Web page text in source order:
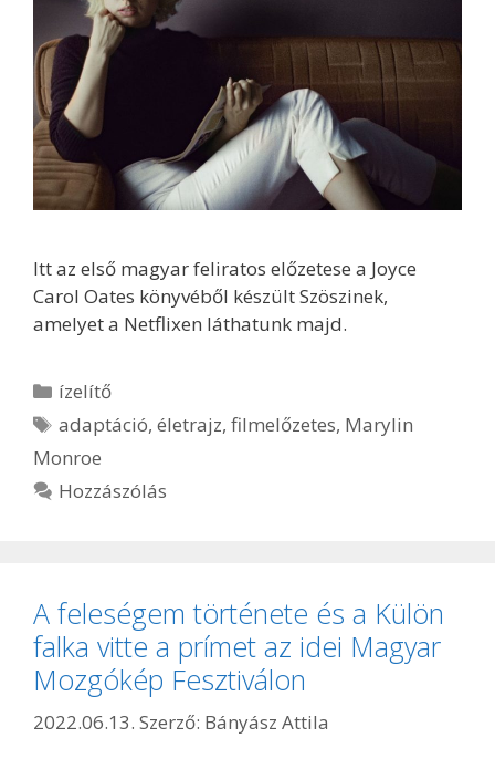
Itt az első magyar feliratos előzetese a Joyce
Carol Oates könyvéből készült Szöszinek,
amelyet a Netflixen láthatunk majd.
Kategória
ízelítő
Címkék
adaptáció,életrajz,filmelőzetes, Marylin
Monroe
Hozzászólás
A feleségem története és a Külön
falka vitte a prímet az idei Magyar
Mozgókép Fesztiválon
2022.06.13. Szerző: Bányász Attila